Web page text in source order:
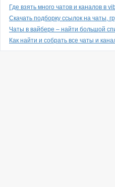
Где взять много чатов и каналов в
Скачать подборку ссылок на чаты,
Чаты в вайбере – найти большой
Как найти и собрать все чаты и